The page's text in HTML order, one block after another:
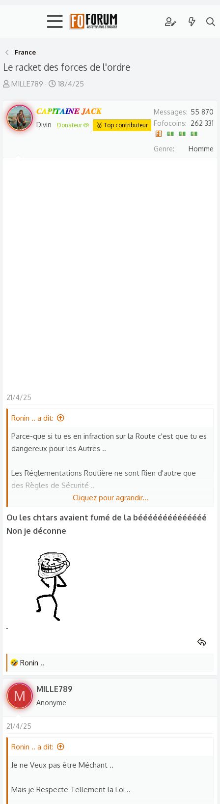
France
Le racket des forces de l'ordre
A
t
e
u
MILLE789
D
t
18/4/25
𝑪𝑨𝑷𝑰𝑻𝑨𝑰𝑵𝑬 𝑱𝑨𝑪𝑲
Divin Donateur 🤲 🥇 Top contributeur
Messages
55 870
Fofocoins
262 331
Genre Homme
21/4/25
Ronin .. a dit:
Parce-que si tu es en infraction sur la Route c'est que tu es
dangereux pour les Autres ..
Les Réglementations Routière ne sont Rien d'autre que
des Règles de Sécurité ..
Cliquez pour agrandir...
Ou les chtars avaient fumé de la béééééééééééééé
Non je déconne
L
s
r
é
c
o
s
Ronin ..
M MILLE789
Anonyme
21/4/25
Ronin .. a dit:
Je ne Veux pas être Méchant ..
Mais je Respecte Tellement la Loi ..